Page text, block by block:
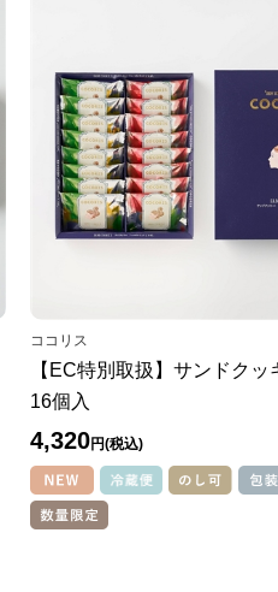
ココリス
【EC特別取扱】サンドクッ
16個入
4,320円